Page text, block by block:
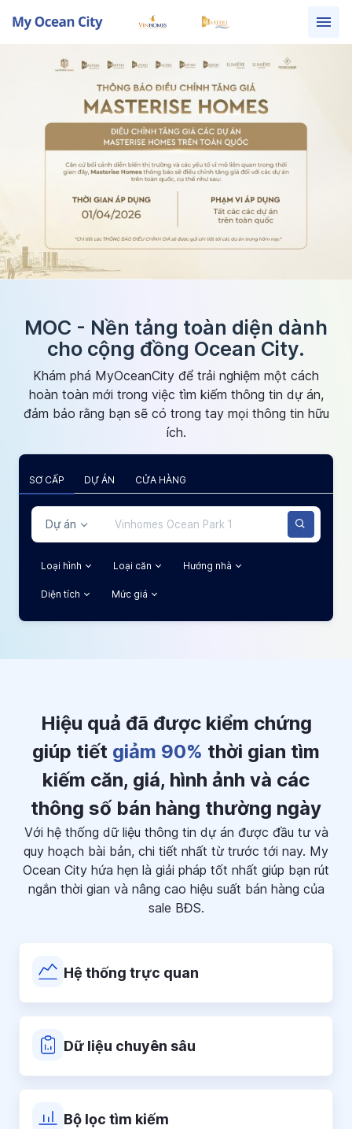
MOC - Nền tảng toàn diện dành
cho cộng đồng Ocean City.
Khám phá MyOceanCity để trải nghiệm một cách
hoàn toàn mới trong việc tìm kiếm thông tin dự án,
đảm bảo rằng bạn sẽ có trong tay mọi thông tin hữu
ích.
SƠ CẤP DỰ ÁN CỬA HÀNG
Dự án
Loại hình Loại căn Hướng nhà
Diện tích Mức giá
Hiệu quả đã được kiểm chứng
giúp tiết giảm 90% thời gian tìm
kiếm căn, giá, hình ảnh và các
thông số bán hàng thường ngày
Với hệ thống dữ liệu thông tin dự án được đầu tư và
quy hoạch bài bản, chi tiết nhất từ trước tới nay. My
Ocean City hứa hẹn là giải pháp tốt nhất giúp bạn rút
ngắn thời gian và nâng cao hiệu suất bán hàng của
sale BĐS.
Hệ thống trực quan
Dữ liệu chuyên sâu
Bộ lọc tìm kiếm